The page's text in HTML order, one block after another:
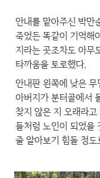
안내를 맡아주신 박만
죽었든 똑같이 기억해
지라는 곳조차도 아무
타까움을 토로했다.
안내판 왼쪽에 낮은
아버지가 분터골에서
찾지 않은 지 오래라
들처럼 노인이 되었을
줄 알아보기 힘들 정